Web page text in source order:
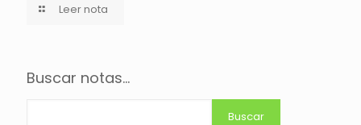
Leer nota
Buscar notas...
Buscar